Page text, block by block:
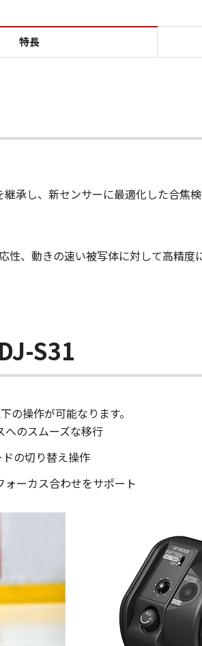
特長 UHD DIGISUPER 122 AF
特長
承し、新センサーに最適化した合焦
、動きの速い被写体に対して高精
S31
の操作が可能なります。
へのスムーズな移行
の切り替え操作
ーカス合わせをサポート